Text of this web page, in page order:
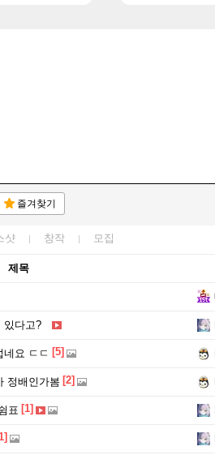
즐겨찾기
샷 창작 모집
제목
있다고?
네요 ㄷㄷ [5]
정배인가봄 [2]
표 [1]